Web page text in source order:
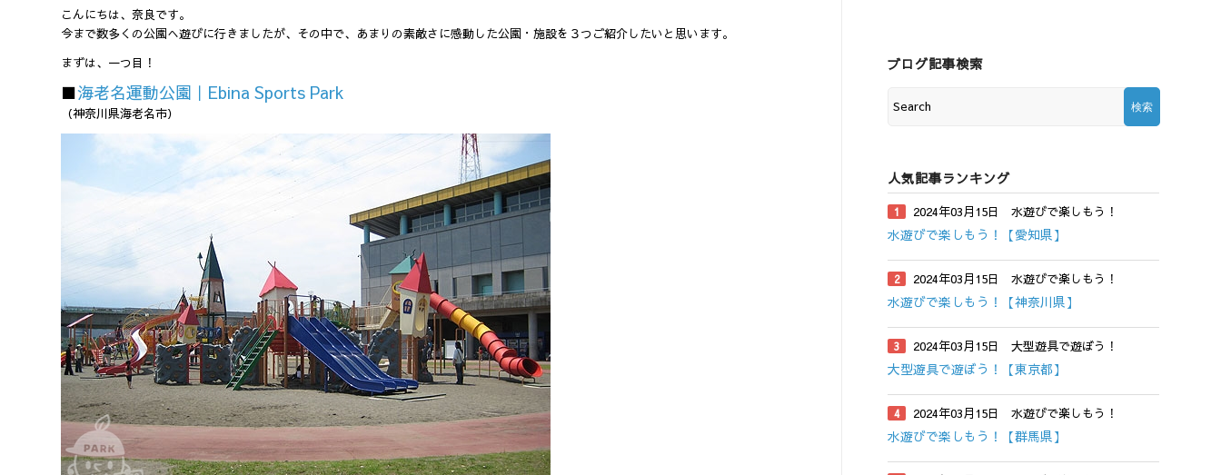
こんにちは、奈良です。
今まで数多くの公園へ遊びに行きましたが、その中で、あまりの素敵さに感動した公園・施設を３つご紹介したいと思います。
まずは、一つ目！
■海老名運動公園｜Ebina Sports Park
（神奈川県海老名市）
ブログ記事検索
人気記事ランキング
2024年03月15日 水遊びで楽しもう！
水遊びで楽しもう！【愛知県】
2024年03月15日 水遊びで楽しもう！
水遊びで楽しもう！【神奈川県】
2024年03月15日 大型遊具で遊ぼう！
大型遊具で遊ぼう！【東京都】
2024年03月15日 水遊びで楽しもう！
水遊びで楽しもう！【群馬県】